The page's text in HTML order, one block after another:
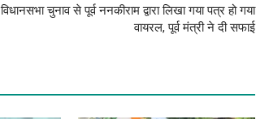
विधानसभा चुनाव से पूर्व ननकीराम द्वारा लिखा गया पत्र हो गया
वायरल, पूर्व मंत्री ने दी सफाई